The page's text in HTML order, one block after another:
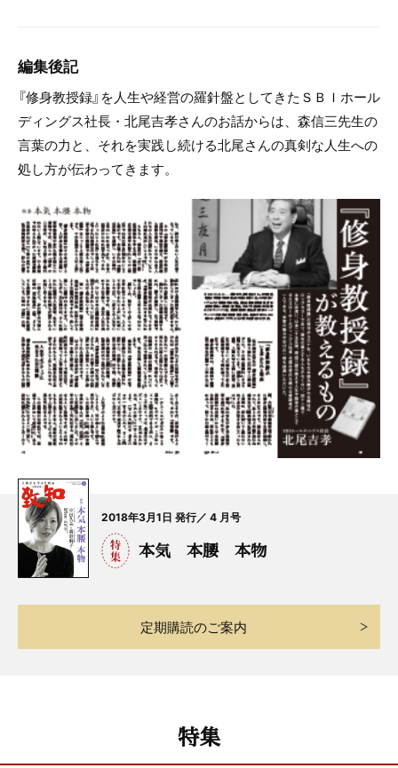
編集後記
『修身教授録』を人生や経営の羅針盤としてきたＳＢＩホール
ディングス社長・北尾吉孝さんのお話からは、森信三先生の
言葉の力と、それを実践し続ける北尾さんの真剣な人生への
処し方が伝わってきます。
2018年3月1日 発行／ 4 月号
本気 本腰 本物
定期購読のご案内
特集